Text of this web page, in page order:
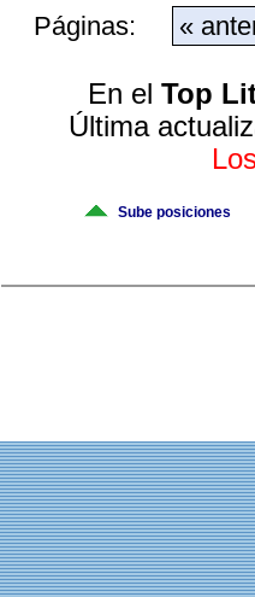
Páginas: «
En el Top
Última
Sube posiciones